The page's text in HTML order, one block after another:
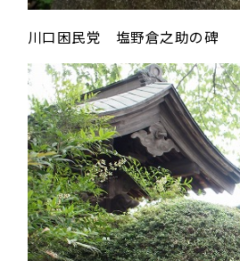
川口困民党 塩野倉之助の碑